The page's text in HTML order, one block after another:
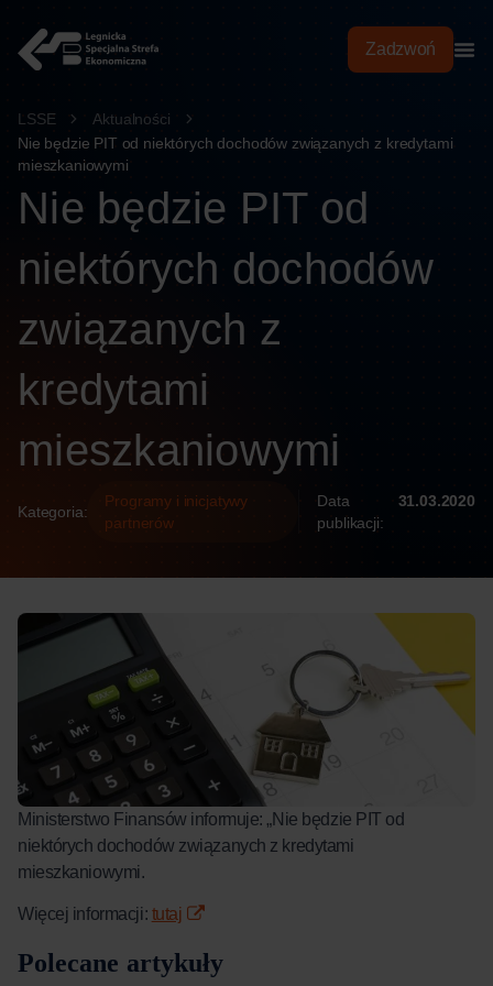
treści
Zadzwoń
LSSE
Aktualności
Nie będzie PIT od niektórych dochodów związanych z kredytami
mieszkaniowymi
Nie będzie PIT od
niektórych dochodów
związanych z
kredytami
mieszkaniowymi
Kategoria:
Programy i inicjatywy
partnerów
Data
publikacji:
31.03.2020
Ministerstwo Finansów informuje: „Nie będzie PIT od
niektórych dochodów związanych z kredytami
mieszkaniowymi.
Więcej informacji: tutaj
Polecane artykuły